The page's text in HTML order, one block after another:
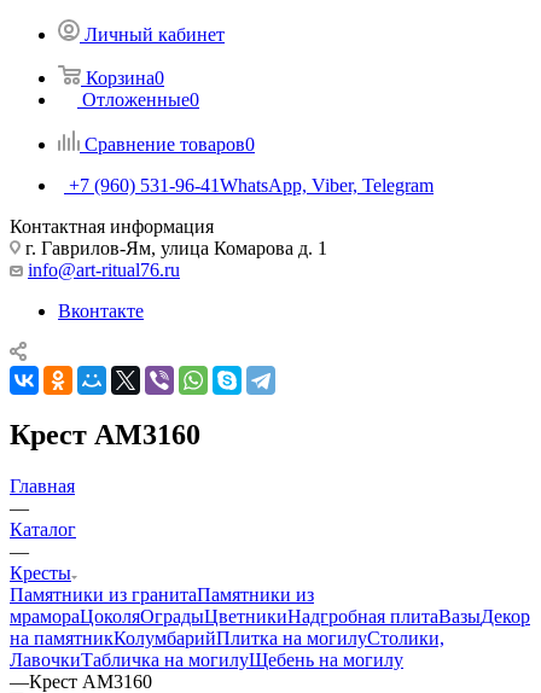
Личный кабинет
Корзина0
Отложенные0
Сравнение товаров0
+7 (960) 531-96-41WhatsApp, Viber, Telegram
Контактная информация
г. Гаврилов-Ям, улица Комарова д. 1
info@art-ritual76.ru
Вконтакте
Крест AM3160
Главная
—
Каталог
—
Кресты
Памятники из гранитаПамятники из
мрамораЦоколяОградыЦветникиНадгробная плитаВазыДекор
на памятникКолумбарийПлитка на могилуСтолики,
ЛавочкиТабличка на могилуЩебень на могилу
—Крест AM3160